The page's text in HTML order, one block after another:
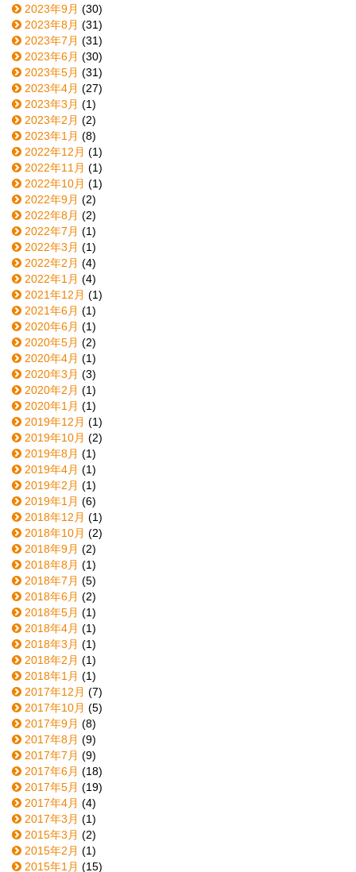
2023年9月 (30)
2023年8月 (31)
2023年7月 (31)
2023年6月 (30)
2023年5月 (31)
2023年4月 (27)
2023年3月 (1)
2023年2月 (2)
2023年1月 (8)
2022年12月 (1)
2022年11月 (1)
2022年10月 (1)
2022年9月 (2)
2022年8月 (2)
2022年7月 (1)
2022年3月 (1)
2022年2月 (4)
2022年1月 (4)
2021年12月 (1)
2021年6月 (1)
2020年6月 (1)
2020年5月 (2)
2020年4月 (1)
2020年3月 (3)
2020年2月 (1)
2020年1月 (1)
2019年12月 (1)
2019年10月 (2)
2019年8月 (1)
2019年4月 (1)
2019年2月 (1)
2019年1月 (6)
2018年12月 (1)
2018年10月 (2)
2018年9月 (2)
2018年8月 (1)
2018年7月 (5)
2018年6月 (2)
2018年5月 (1)
2018年4月 (1)
2018年3月 (1)
2018年2月 (1)
2018年1月 (1)
2017年12月 (7)
2017年10月 (5)
2017年9月 (8)
2017年8月 (9)
2017年7月 (9)
2017年6月 (18)
2017年5月 (19)
2017年4月 (4)
2017年3月 (1)
2015年3月 (2)
2015年2月 (1)
2015年1月 (15)